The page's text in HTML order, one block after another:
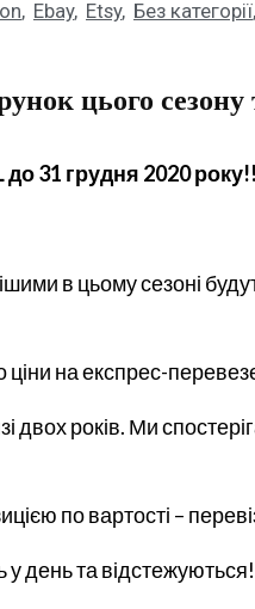
, Ebay, Etsy, Без категорії,
цього
31 грудня 2020
в цьому сезоні
ціни на експрес-
двох років. Ми
по вартості –
у день та відстежуються!